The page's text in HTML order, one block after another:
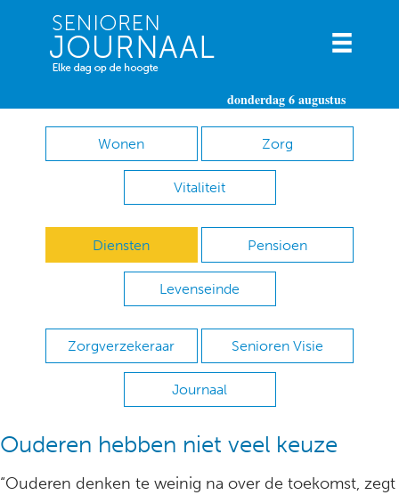
donderdag 6 augustus
Wonen Zorg
Vitaliteit
Diensten Pensioen
Levenseinde
Zorgverzekeraar Senioren Visie
Journaal
Ouderen hebben niet veel keuze
“Ouderen denken te weinig na over de toekomst, zegt